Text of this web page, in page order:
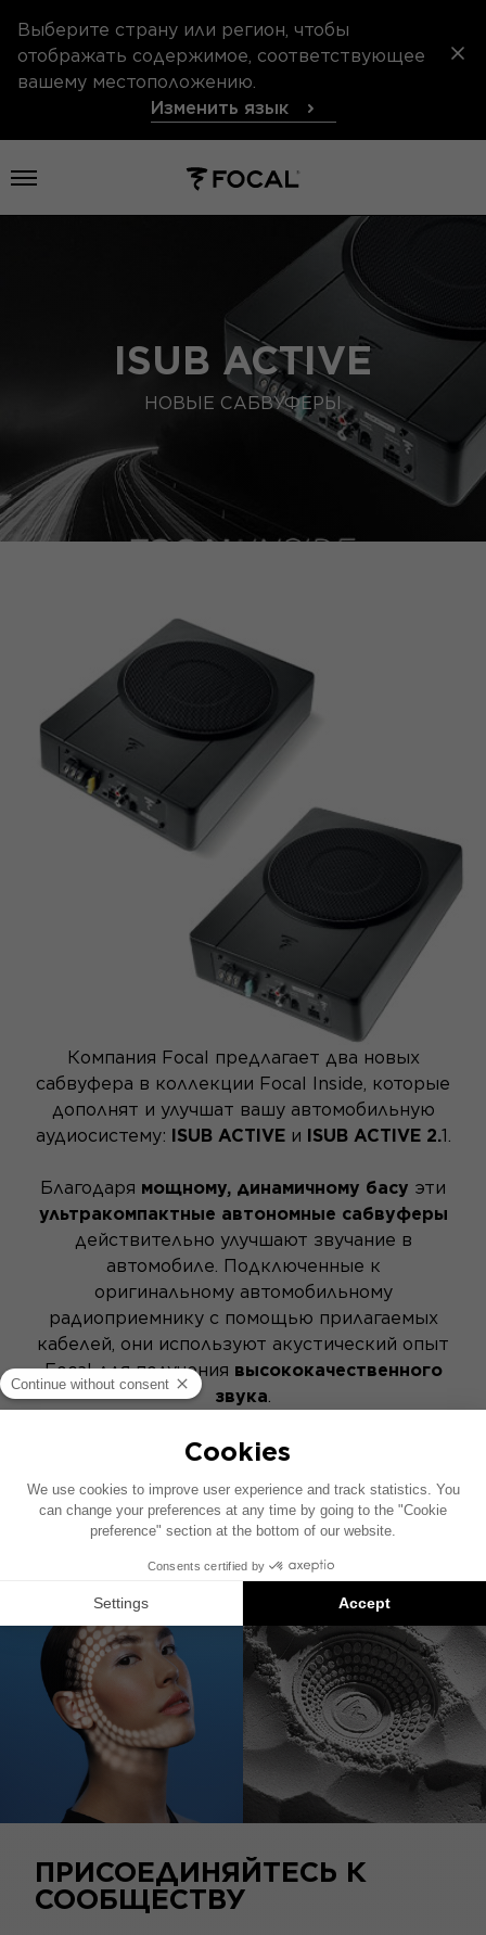
Выберите страну или регион, чтобы
отображать содержимое, соответствующее
вашему местоположению.
Изменить язык
Открыть меню
ISUB ACTIVE
НОВЫЕ САБВУФЕРЫ
Компания Focal предлагает два новых
сабвуфера в коллекции Focal Inside, которые
дополнят и улучшат вашу автомобильную
аудиосистему: ISUB ACTIVEи ISUB ACTIVE 2.1.
Благодаря мощному, динамичному басу эти
ультракомпактные автономные сабвуферы
действительно улучшают звучание в
автомобиле. Подключенные к
оригинальному автомобильному
радиоприемнику с помощью прилагаемых
кабелей, они используют акустический опыт
Focal для получения высококачественного
звука.
В ISUB ACTIVE 2.1 также встроен 2-
передних динамиков автомобиля.
прослушивания
ПРИСОЕДИНЯЙТЕСЬ К
СООБЩЕСТВУ